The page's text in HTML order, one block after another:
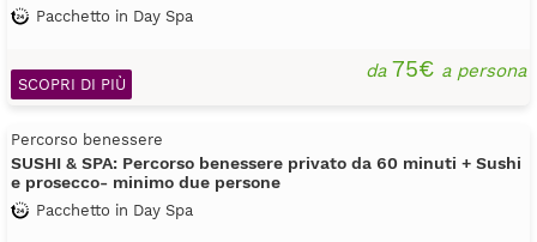
Pacchetto in Day Spa
da75€ a persona
SCOPRI DI PIÙ
Percorso benessere
SUSHI & SPA: Percorso benessere privato da 60 minuti + Sushi
e prosecco- minimo due persone
Pacchetto in Day Spa